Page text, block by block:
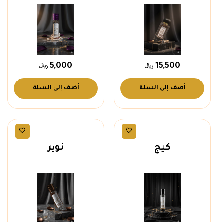
15,500
أضف إلى السلة
5,000
أضف إلى السلة
كيج نوير